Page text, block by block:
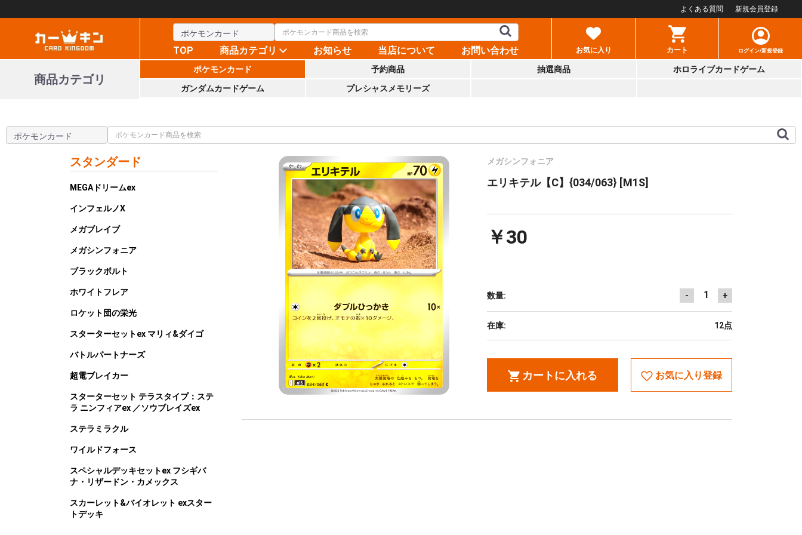
よくある質問 新規会員登録
TOP 商品カテゴリ お知らせ 当店について お問い合わせ お気に入り カート ログイン/新規登録
商品カテゴリ
ポケモンカード 予約商品 抽選商品
ホロライブカードゲーム
ガンダムカードゲーム
プレシャスメモリーズ
スタンダード
MEGAドリームex
インフェルノX
メガブレイブ
メガシンフォニア
ブラックボルト
ホワイトフレア
ロケット団の栄光
スターターセットex マリィ&ダイゴ
バトルパートナーズ
超電ブレイカー
スターターセット テラスタイプ：ステ
ラ ニンフィアex ／ソウブレイズex
ステラミラクル
ワイルドフォース
スペシャルデッキセットex フシギバ
ナ・リザードン・カメックス
スカーレット&バイオレット exスター
トデッキ
メガシンフォニア
エリキテル【C】{034/063} [M1S]
￥30
数量: - 1 +
在庫: 12点
カートに入れる お気に入り登録